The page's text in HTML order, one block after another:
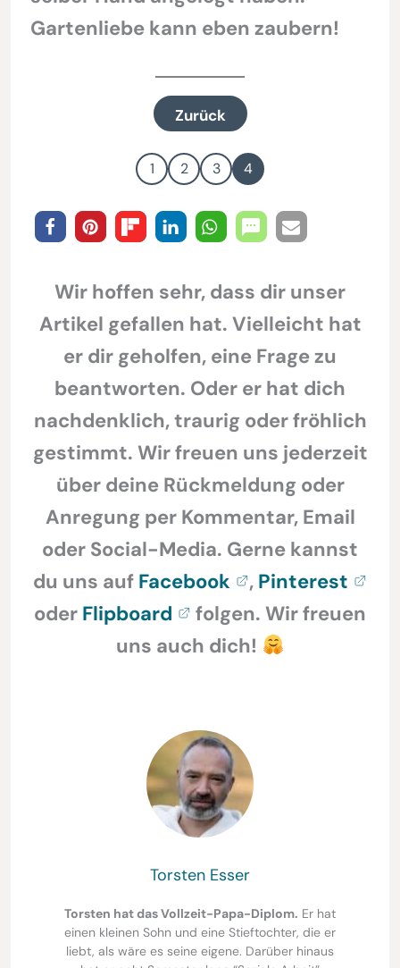
Gartenliebe kann eben zaubern!
Zurück
1 2 3 4
Wir hoffen sehr, dass dir unser
Artikel gefallen hat. Vielleicht hat
er dir geholfen, eine Frage zu
beantworten. Oder er hat dich
nachdenklich, traurig oder fröhlich
gestimmt. Wir freuen uns jederzeit
über deine Rückmeldung oder
Anregung per Kommentar, Email
oder Social-Media. Gerne kannst
du uns auf Facebook , Pinterest
oder Flipboard
folgen. Wir freuen
uns auch dich!
Torsten Esser
Torsten hat das Vollzeit-Papa-Diplom. Er hat
einen kleinen Sohn und eine Stieftochter, die er
liebt, als wäre es seine eigene. Darüber hinaus